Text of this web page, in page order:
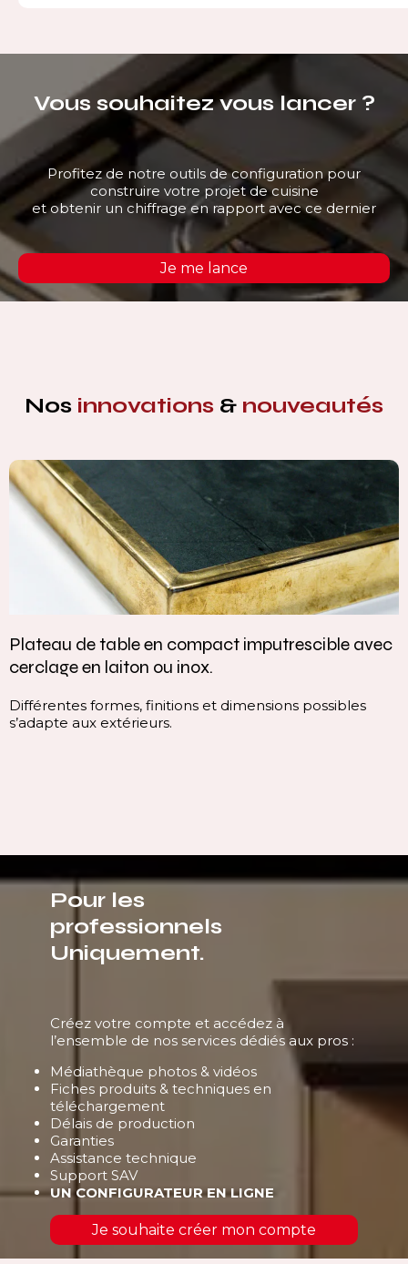
Vous souhaitez vous lancer ?
Profitez de notre outils de configuration pour
construire votre projet de cuisine
et obtenir un chiffrage en rapport avec ce dernier
Je me lance
Nos innovations & nouveautés
Plateau de table en compact imputrescible avec
cerclage en laiton ou inox.
Différentes formes, finitions et dimensions possibles
s’adapte aux extérieurs.
Pour les
professionnels
Uniquement.
Créez votre compte et accédez à
l’ensemble de nos services dédiés aux pros :
Médiathèque photos & vidéos
Fiches produits & techniques en
téléchargement
Délais de production
Garanties
Assistance technique
Support SAV
UN CONFIGURATEUR EN LIGNE
Je souhaite créer mon compte